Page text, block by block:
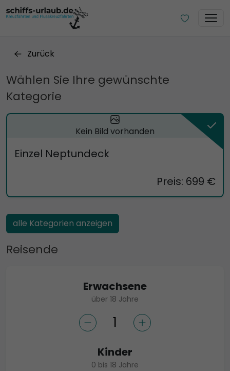
Zurück
Wählen Sie Ihre gewünschte
Kategorie
Kein Bild vorhanden
Einzel Neptundeck
Preis: 699 €
alle Kategorien anzeigen
Reisende
Erwachsene
über 18 Jahre
Kinder
0 bis 18 Jahre